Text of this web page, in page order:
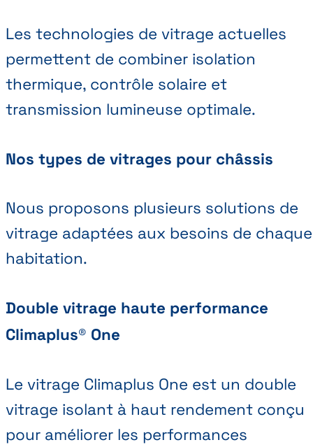
Les technologies de vitrage actuelles
permettent de combiner isolation
thermique, contrôle solaire et
transmission lumineuse optimale.
Nos types de vitrages pour châssis
Nous proposons plusieurs solutions de
vitrage adaptées aux besoins de chaque
habitation.
Double vitrage haute performance
Climaplus® One
Le vitrage Climaplus One est un double
vitrage isolant à haut rendement conçu
pour améliorer les performances